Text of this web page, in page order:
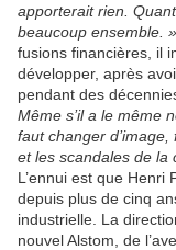
apporterait rien.
beaucoup ensemble. »
fusions financières, il
développer, après
pendant des
Même s’il a le même
faut changer
et les scandales de la
L’ennui est que
depuis plus de cinq
industrielle. La
nouvel Alstom, de